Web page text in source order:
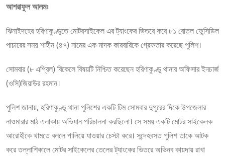
আশরাফুল আলমঃ
ঝিনাইদহের হরিণাকুণ্ডুতে মোটরসাইকেল এর ট্যাংকের ভিতরে করে ৮১ বোতল ফেন্সিডিল
পাচারের সময় শাহীন (৪৭) নামের এক মাদক কারবারিকে গ্রেফতার করেছে পুলিশ।
সোমবার (৮ এপ্রিল) বিকেলে বিষয়টি নিশ্চিত করেছেন হরিণাকুণ্ডু থানার অফিসার ইনচার্জ
(ওসি)জিয়াউর রহমান।
পুলিশ জানায়, হরিণাকুণ্ডু থানা পুলিশের একটি টিম সোমবার দুপুরের দিকে উপজেলার
নাওমারার মাঠ এলাকায় অভিযান পরিচালনা করছিলো। সে সময় একটি মোটর সাইকেলক
আরোহীকে থামতে বললে পালিয়ে যাওয়ার চেস্টা করে। সন্দেহবসত পুলিশ তাকে আটক
করে তল্লাশিকালে মোটর সাইকেলের তেলের ট্যাংকের ভিতরে অভিনব কায়দায় রাখা